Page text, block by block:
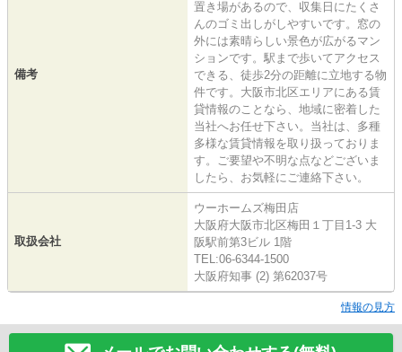
備考
置き場があるので、収集日にたくさ
んのゴミ出しがしやすいです。窓の
外には素晴らしい景色が広がるマン
ションです。駅まで歩いてアクセス
できる、徒歩2分の距離に立地する物
件です。大阪市北区エリアにある賃
貸情報のことなら、地域に密着した
当社へお任せ下さい。当社は、多種
多様な賃貸情報を取り扱っておりま
す。ご要望や不明な点などございま
したら、お気軽にご連絡下さい。
取扱会社
ウーホームズ梅田店
大阪府大阪市北区梅田１丁目1-3 大
阪駅前第3ビル 1階
TEL:06-6344-1500
大阪府知事 (2) 第62037号
情報の見方